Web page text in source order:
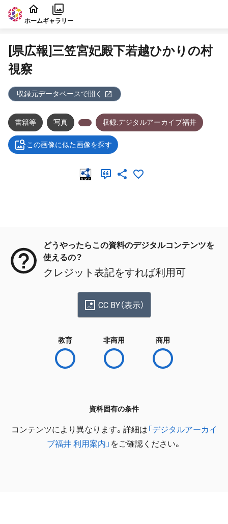
本文に飛ぶ
ホームギャラリー
[県広報]三笠宮妃殿下若越ひかりの村
視察
収録元データベースで開く
書籍等 写真 収録:デジタルアーカイブ福井
この画像に似た画像を探す
どうやったらこの資料のデジタルコンテンツを
使えるの？
クレジット表記をすれば利用可
CC BY（表示）
教育 非商用 商用
資料固有の条件
コンテンツにより異なります。詳細は 「デジタルアーカイ
ブ福井 利用案内」 をご確認ください。